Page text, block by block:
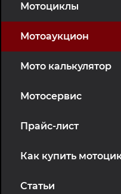
Мотоциклы
Мотоаукцион
Мото калькулятор
Мотосервис
Прайс-лист
Как купить
Статьи